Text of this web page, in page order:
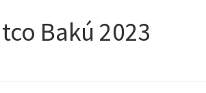
Bakú 2023